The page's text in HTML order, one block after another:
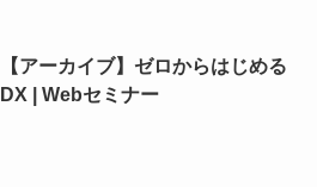
【アーカイブ】ゼロからはじめる
DX | Webセミナー